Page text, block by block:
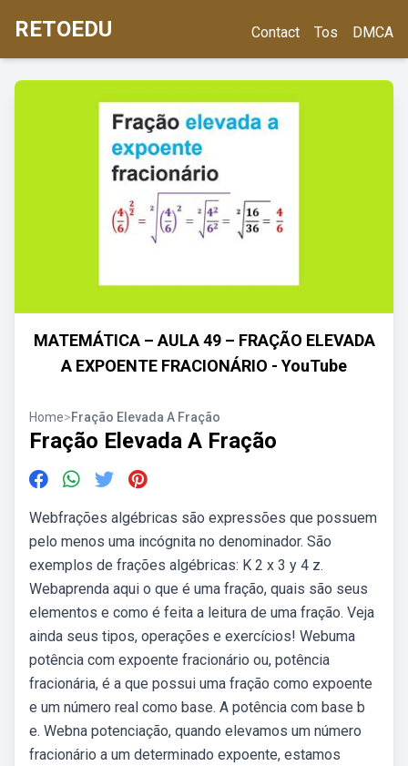
RETOEDU Contact Tos DMCA
MATEMÁTICA – AULA 49 – FRAÇÃO ELEVADA
A EXPOENTE FRACIONÁRIO - YouTube
Home>Fração Elevada A Fração
Fração Elevada A Fração
Webfrações algébricas são expressões que possuem
pelo menos uma incógnita no denominador. São
exemplos de frações algébricas: K 2 x 3 y 4 z.
Webaprenda aqui o que é uma fração, quais são seus
elementos e como é feita a leitura de uma fração. Veja
ainda seus tipos, operações e exercícios! Webuma
potência com expoente fracionário ou, potência
fracionária, é a que possui uma fração como expoente
e um número real como base. A potência com base b
e. Webna potenciação, quando elevamos um número
fracionário a um determinado expoente, estamos